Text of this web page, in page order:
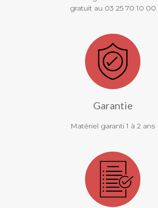
gratuit au 03 25 70 10 00
Garantie
Matériel garanti 1 à 2 ans